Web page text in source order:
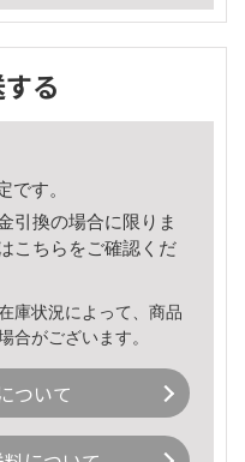
る
です。
引換の場合に限りま
こちら をご確認くだ
庫状況によって、商品
合がございます。
ついて